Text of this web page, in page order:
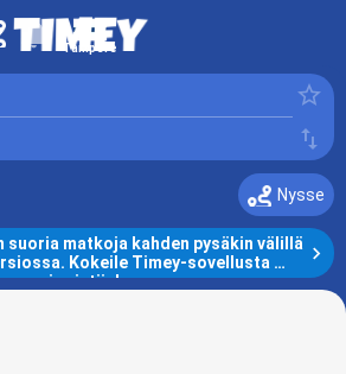
󰂚 Tampere
󰓒
󰓢
Nysse
suoria matkoja kahden pysäkin välillä
Kokeile Timey-sovellusta
navigointiin!
󰅂